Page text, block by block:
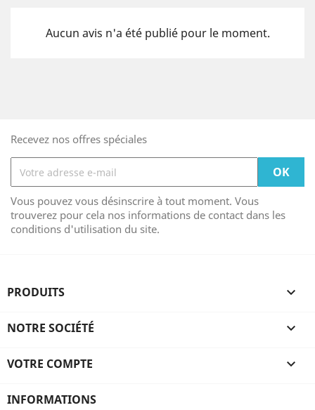
Aucun avis n'a été publié pour le moment.
Recevez nos offres spéciales
Vous pouvez vous désinscrire à tout moment. Vous
trouverez pour cela nos informations de contact dans les
conditions d'utilisation du site.
PRODUITS 
NOTRE SOCIÉTÉ 
VOTRE COMPTE 
INFORMATIONS